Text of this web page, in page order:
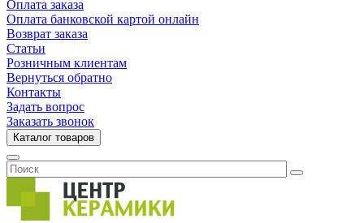
Оплата заказа
Оплата банковской картой онлайн
Возврат заказа
Статьи
Розничным клиентам
Вернуться обратно
Контакты
Задать вопрос
Заказать звонок
Каталог товаров